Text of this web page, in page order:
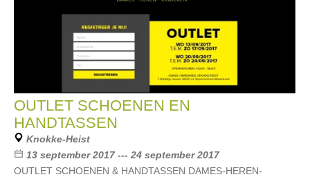
OUTLET SCHOENEN EN
HANDTASSEN
Knokke-Heist
13 september 2017 --- 24 september 2017
OUTLET SCHOENEN & HANDTASSEN DAMES-HEREN-